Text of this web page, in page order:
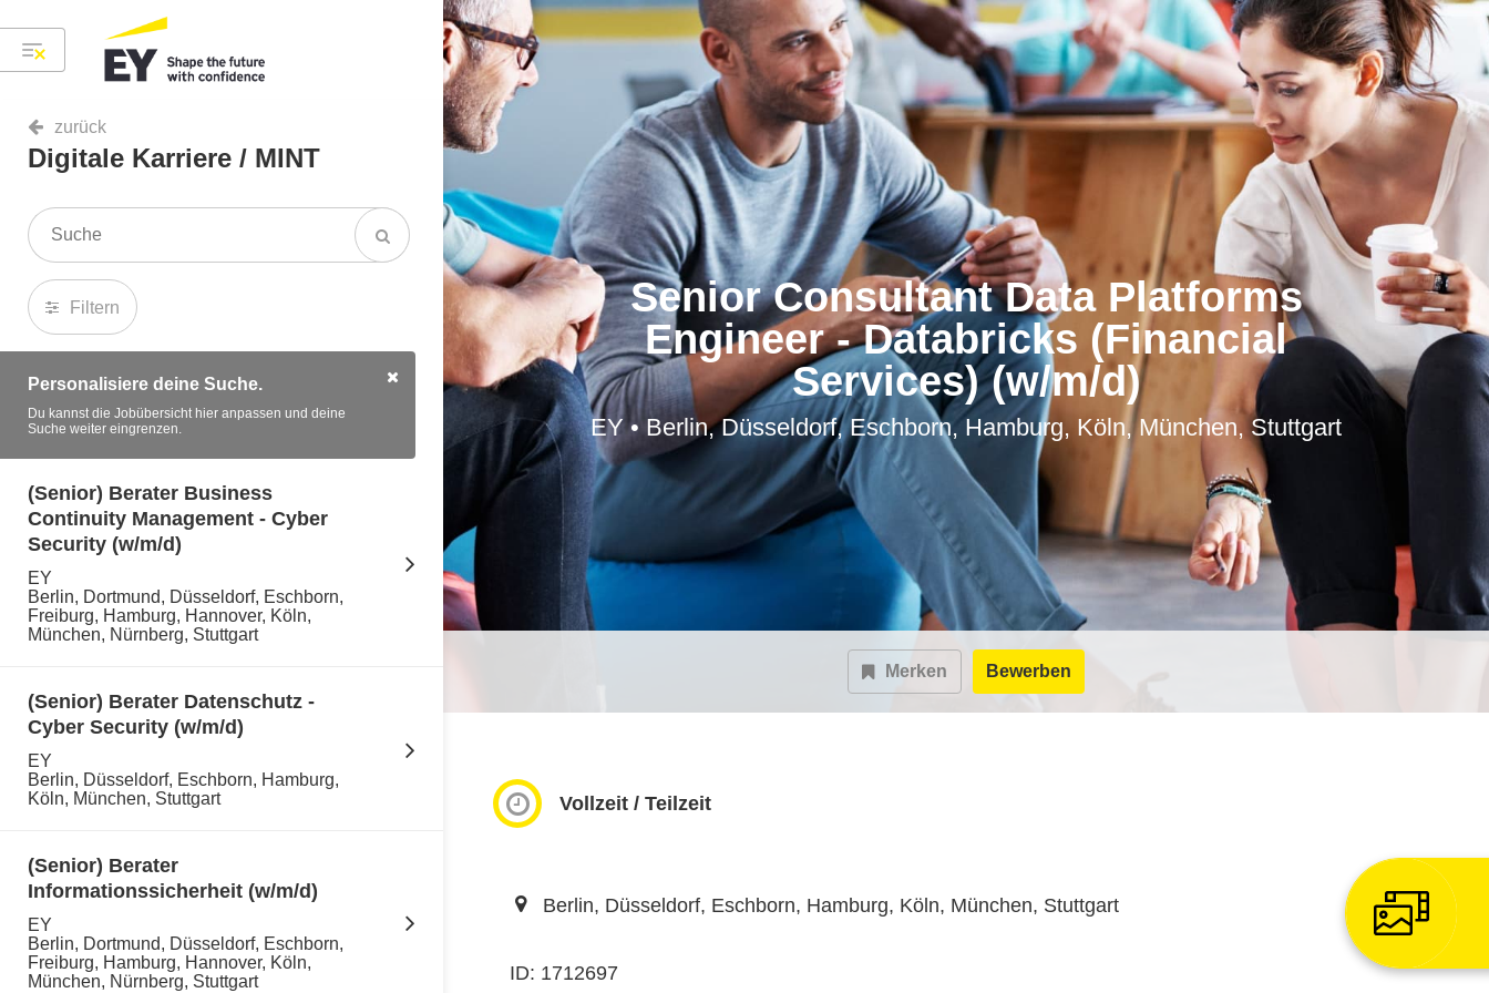
zurück
Digitale Karriere / MINT
Filtern
Personalisiere deine Suche.
Du kannst die Jobübersicht hier anpassen und deine
Suche weiter eingrenzen.
(Senior) Berater Business
Continuity Management - Cyber
Security (w/m/d)
EY
Berlin, Dortmund, Düsseldorf, Eschborn,
Freiburg, Hamburg, Hannover, Köln,
München, Nürnberg, Stuttgart
(Senior) Berater Datenschutz -
Cyber Security (w/m/d)
EY
Berlin, Düsseldorf, Eschborn, Hamburg,
Köln, München, Stuttgart
(Senior) Berater
Informationssicherheit (w/m/d)
EY
Berlin, Dortmund, Düsseldorf, Eschborn,
Freiburg, Hamburg, Hannover, Köln,
München, Nürnberg, Stuttgart
Senior Consultant Data Platforms
Engineer - Databricks (Financial
Services) (w/m/d)
EY • Berlin, Düsseldorf, Eschborn, Hamburg, Köln, München, Stuttgart
Merken Bewerben
Vollzeit / Teilzeit
Berlin, Düsseldorf, Eschborn, Hamburg, Köln, München, Stuttgart
ID: 1712697